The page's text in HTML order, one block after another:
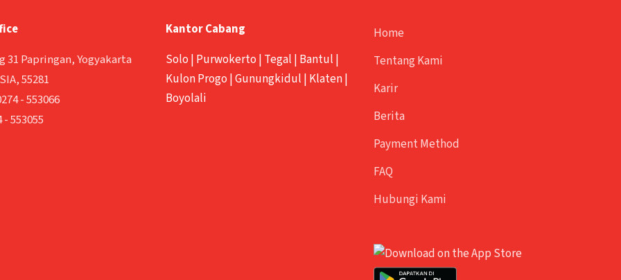
31 Papringan, Yogyakarta
55281
- 553066
- 553055
Kantor Cabang
Solo | Purwokerto | Tegal | Bantul |
Kulon Progo |Gunungkidul | Klaten|
Boyolali
Home
Tentang Kami
Karir
Berita
Payment Method
FAQ
Hubungi Kami